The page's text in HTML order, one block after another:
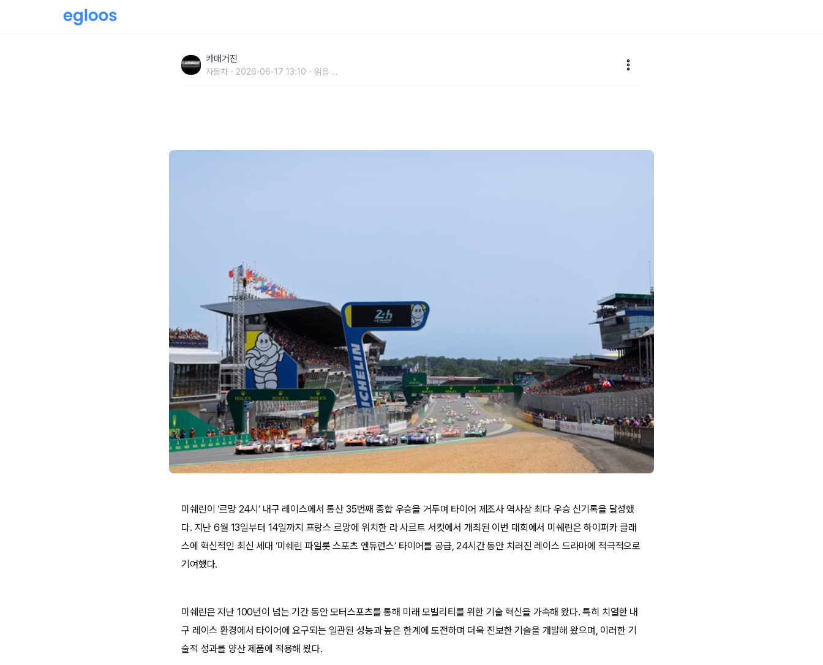
카매거진
자동차 2026-06-17 13:10 읽음 ...
미쉐린이 ‘르망 24시’ 내구 레이스에서 통산 35번째 종합 우승을 거두며 타이어 제조사 역사상 최다 우승 신기록을 달성했
다. 지난 6월 13일부터 14일까지 프랑스 르망에 위치한 라 사르트 서킷에서 개최된 이번 대회에서 미쉐린은 하이퍼카 클래
스에 혁신적인 최신 세대 ‘미쉐린 파일롯 스포츠 엔듀런스’ 타이어를 공급, 24시간 동안 치러진 레이스 드라마에 적극적으로
기여했다.
미쉐린은 지난 100년이 넘는 기간 동안 모터스포츠를 통해 미래 모빌리티를 위한 기술 혁신을 가속해 왔다. 특히 치열한 내
구 레이스 환경에서 타이어에 요구되는 일관된 성능과 높은 한계에 도전하며 더욱 진보한 기술을 개발해 왔으며, 이러한 기
술적 성과를 양산 제품에 적용해 왔다.